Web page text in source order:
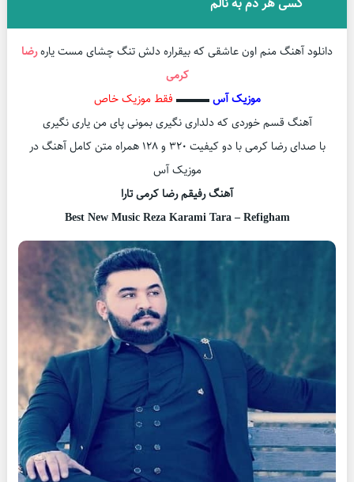
دانلود آهنگ منم اون عاشقی که بیقراره دلش تنگ چشای مست یارهرضا
کرمی
موزیک آس▬▬▬ فقط موزیک خاص
آهنگ قسم خوردی که دلداری نگیری بمونی پای من یاری نگیری
با صدای رضا کرمی با دو کیفیت ۳۲۰ و ۱۲۸ همراه متن کامل آهنگ در
موزیک آس
آهنگ رفیقم رضا کرمی تارا
Best New Music Reza Karami Tara – Refigham